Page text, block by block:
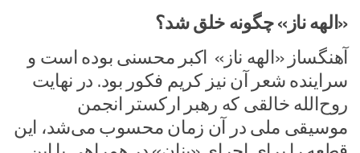
«الهه ناز» چگونه خلق شد؟
آهنگساز «الهه ناز» اکبر محسنی بوده است و
سراینده شعر آن نیز کریم فکور بود. در نهایت
روح‌الله خالقی که رهبر ارکستر انجمن
موسیقی ملی در آن زمان محسوب می‌شد، این